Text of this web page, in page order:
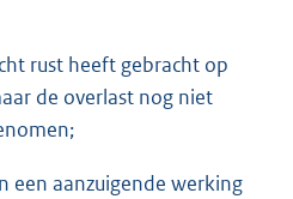
rust heeft gebracht op
de overlast nog niet
een aanzuigende werking